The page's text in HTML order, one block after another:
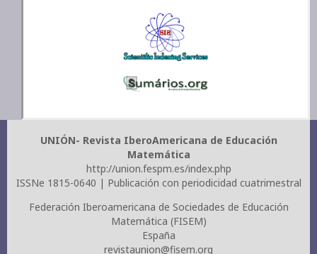
UNIÓN- Revista IberoAmericana de Educación
Matemática
http://union.fespm.es/index.php
ISSNe 1815-0640 | Publicación con periodicidad cuatrimestral
Federación Iberoamericana de Sociedades de Educación
Matemática (FISEM)
España
revistaunion@fisem.org